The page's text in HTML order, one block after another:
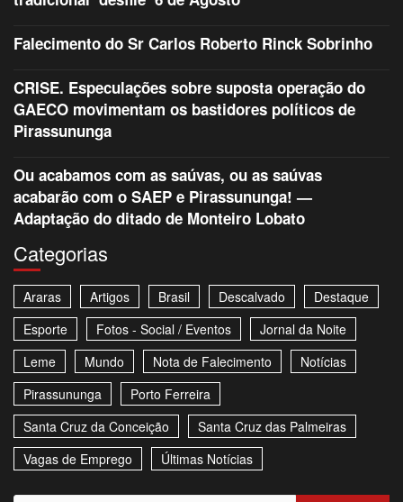
Falecimento do Sr Carlos Roberto Rinck Sobrinho
CRISE. Especulações sobre suposta operação do
GAECO movimentam os bastidores políticos de
Pirassununga
Ou acabamos com as saúvas, ou as saúvas
acabarão com o SAEP e Pirassununga! —
Adaptação do ditado de Monteiro Lobato
Categorias
Araras Artigos Brasil Descalvado
Destaque
Esporte
Fotos - Social / Eventos
Jornal da Noite
Leme
Mundo Nota de Falecimento
Notícias
Pirassununga
Porto Ferreira
Santa Cruz da Conceição
Santa Cruz das Palmeiras
Vagas de Emprego
Últimas Notícias